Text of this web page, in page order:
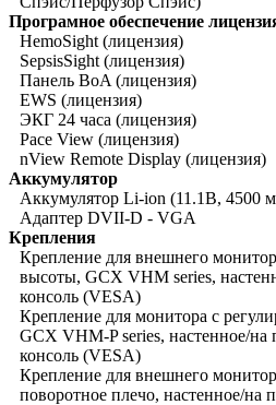
Програмное обеспечение
HemoSight (лицензия)
SepsisSight (лицензия)
Панель BoA (лицензия)
EWS (лицензия)
ЭКГ 24 часа (лицензия)
Pace View (лицензия)
nView Remote Display (лицензия)
Аккумулятор
Аккумулятор Li-ion (11.1В, 4500
Адаптер DVII-D - VGA
Крепления
Крепление для внешнего
высоты, GCX VHM series,
консоль (VESA)
Крепление для монитора с
GCX VHM-P series, настенное/на
консоль (VESA)
Крепление для внешнего
поворотное плечо, настенное/на